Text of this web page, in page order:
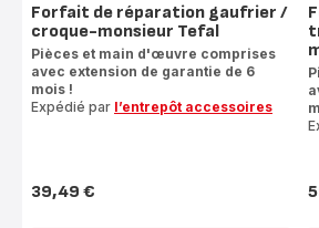
Forfait de réparation gaufrier /
croque-monsieur Tefal
Pièces et main d'œuvre comprises
avec extension de garantie de 6
mois !
Expédié par l’entrepôt accessoires
Prix
39,49 €